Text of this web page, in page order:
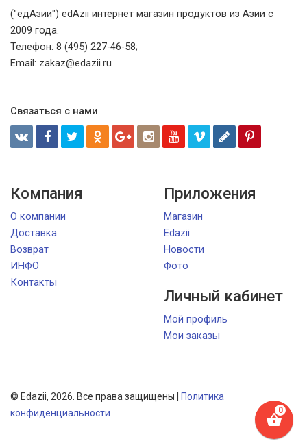
shopping_basket
("едАзии") edAzii интернет магазин продуктов из Азии с
2009 года.
Телефон: 8 (495) 227-46-58;
Email: zakaz@edazii.ru
Связаться с нами
Компания
О компании
Доставка
Возврат
ИНФО
Контакты
Приложения
Магазин
Edazii
Новости
Фото
Личный кабинет
Мой профиль
Мои заказы
© Edazii, 2026. Все права защищены | Политика
конфиденциальности